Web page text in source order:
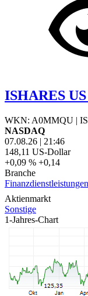
ISHARES
WKN: A0MMQU |
NASDAQ
07.08.26 | 21:46
148,11 US-Dollar
+0,09 % +0,14
Branche
Finanzdienstleistungen
Aktienmarkt
Sonstige
1-Jahres-Chart